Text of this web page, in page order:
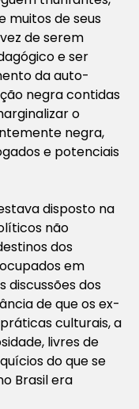
muitos de seus
de serem
e ser
da auto-
negra contidas
o
negra,
e potenciais
disposto na
não
dos
em
discussões dos
de que os ex-
culturais, a
livres de
do que se
Brasil era